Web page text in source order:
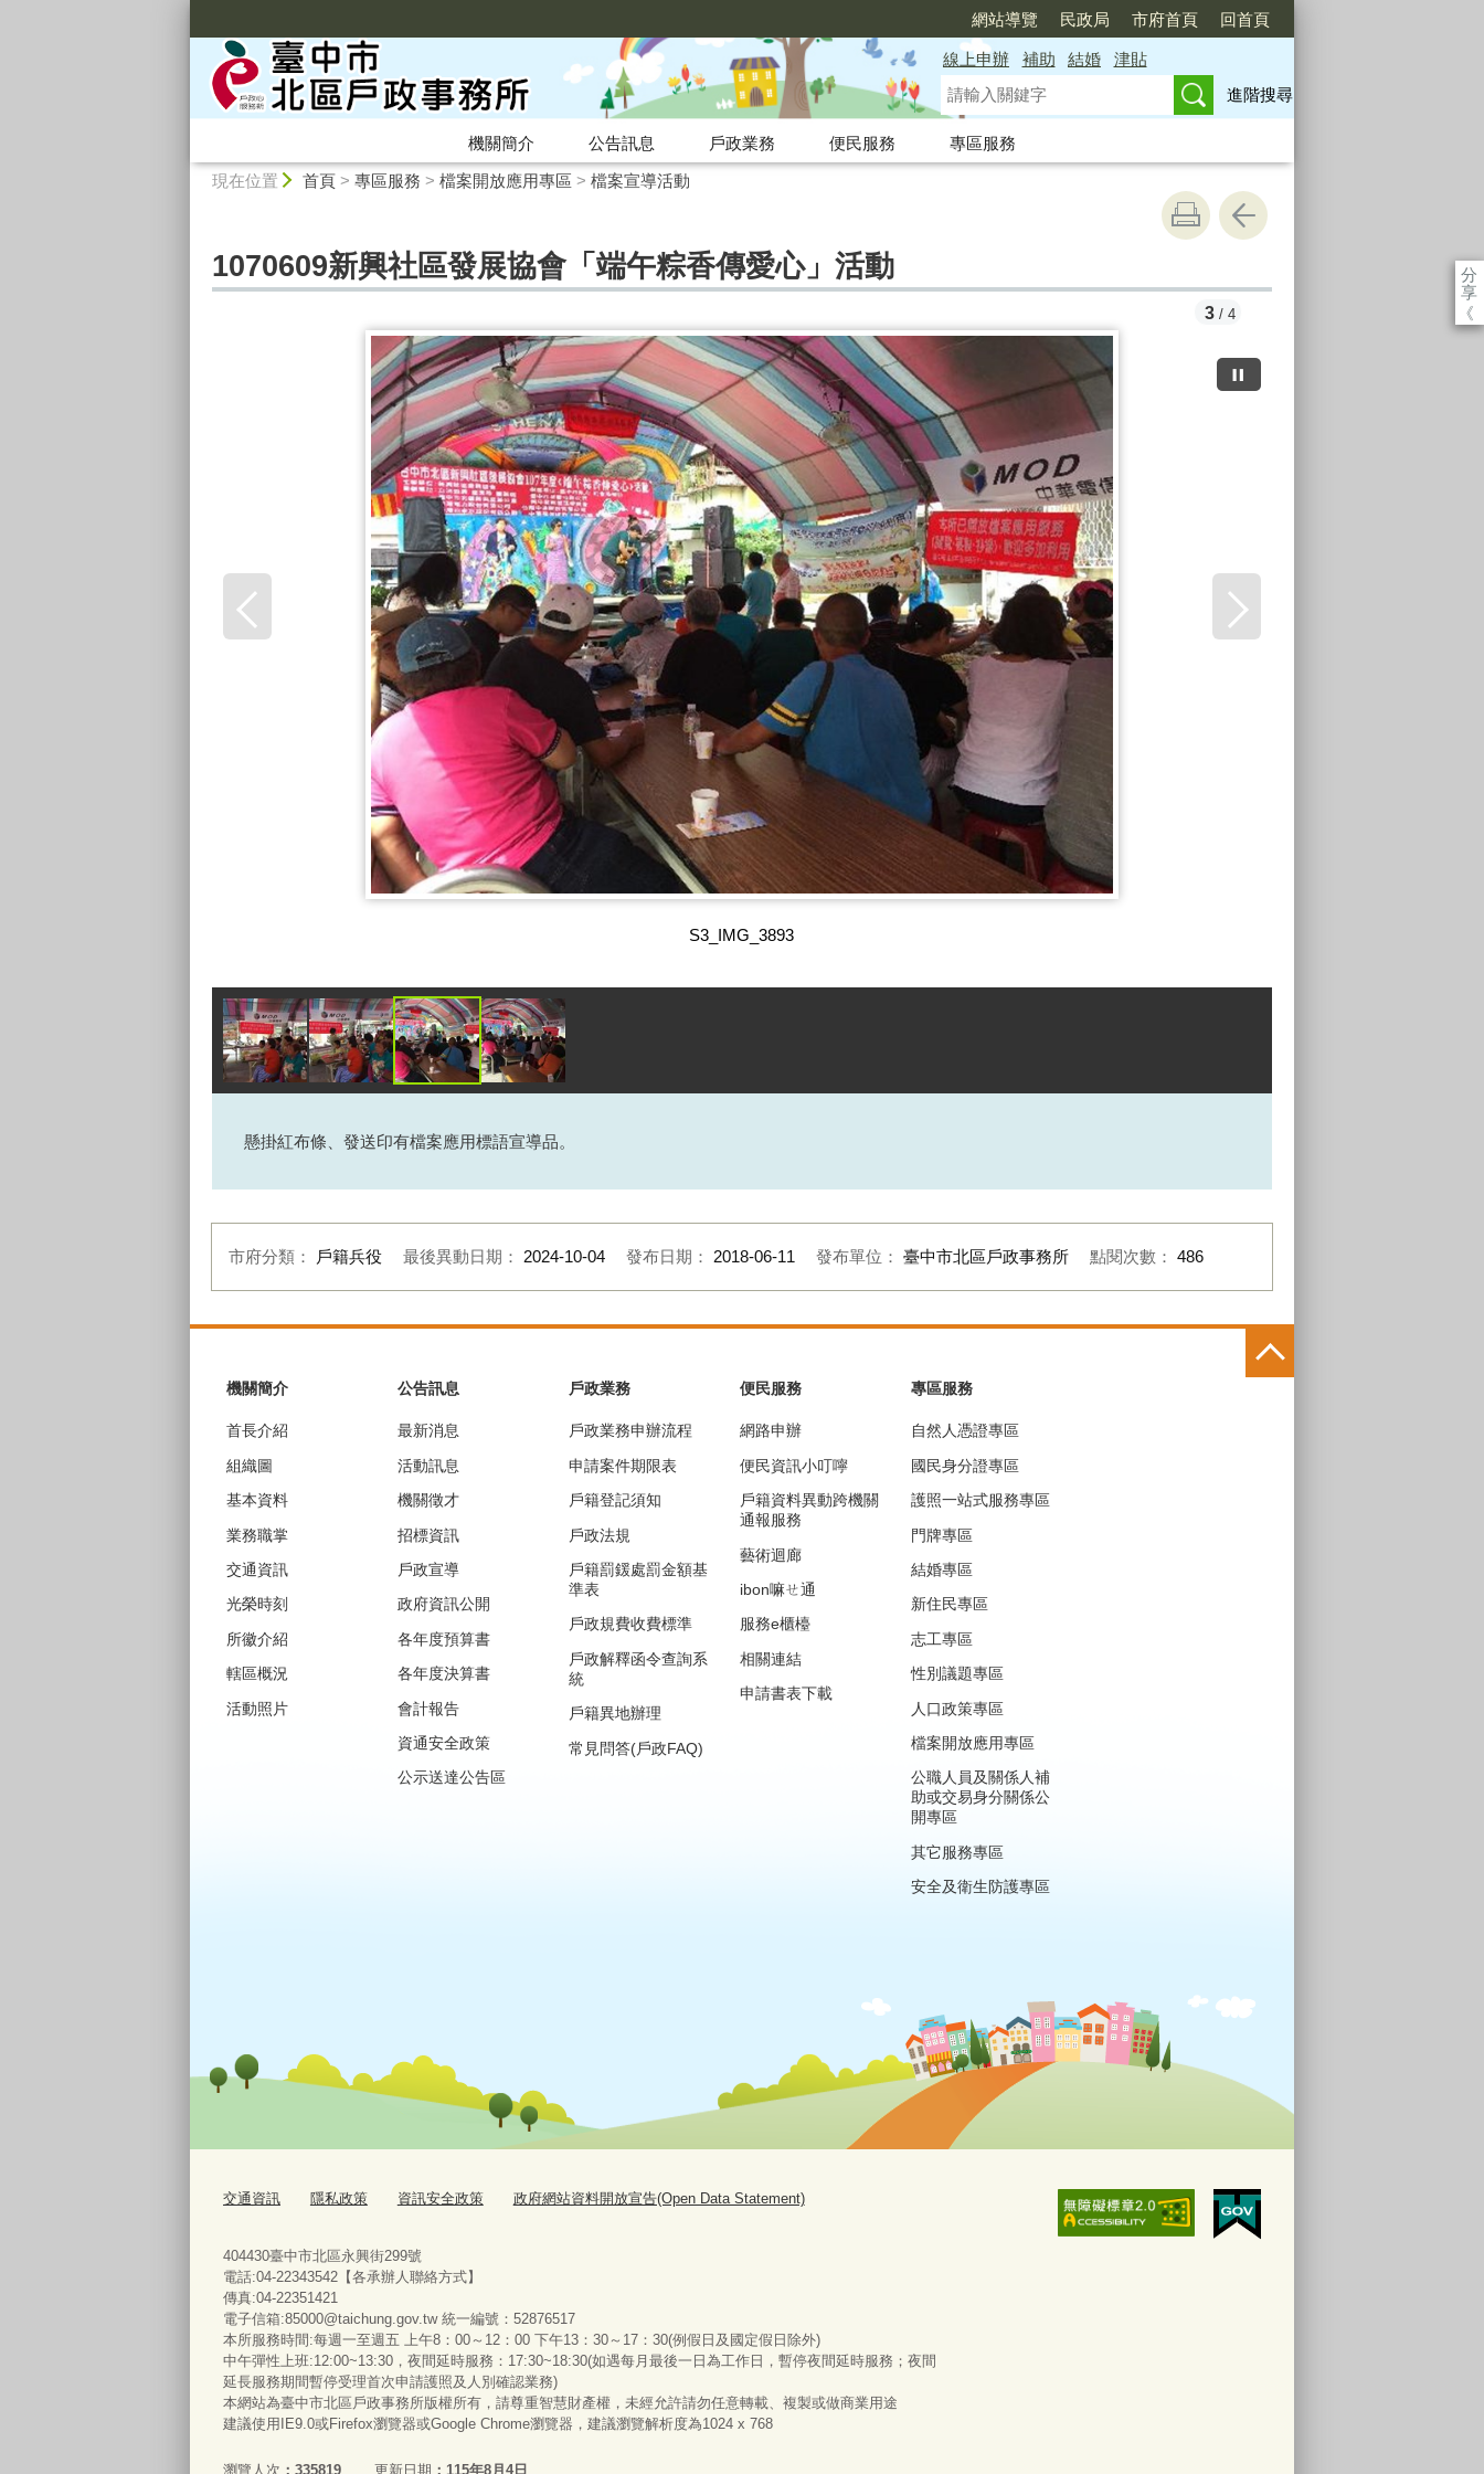
網站導覽 民政局 市府首頁 回首頁
線上申辦 補助 結婚
津貼
進階搜尋
機關簡介 公告訊息 戶政業務 便民服務
專區服務
現在位置 首頁> 專區服務 > 檔案開放應用專區 > 檔案宣導活動
分
享
《
1070609新興社區發展協會「端午粽香傳愛心」活動
S3_IMG_3896
4 / 4
懸掛紅布條、發送印有檔案應用標語宣導品。
市府分類： 戶籍兵役 最後異動日期： 2024-10-04 發布日期： 2018-06-11 發布單位： 臺中市北區戶政事務所 點閱次數： 486
機關簡介
首長介紹
組織圖
基本資料
業務職掌
交通資訊
光榮時刻
所徽介紹
轄區概況
活動照片
公告訊息
最新消息
活動訊息
機關徵才
招標資訊
戶政宣導
政府資訊公開
各年度預算書
各年度決算書
會計報告
資通安全政策
公示送達公告區
戶政業務
戶政業務申辦流程
申請案件期限表
戶籍登記須知
戶政法規
戶籍罰鍰處罰金額基
準表
戶政規費收費標準
戶政解釋函令查詢系
統
戶籍異地辦理
常見問答(戶政FAQ)
便民服務
網路申辦
便民資訊小叮嚀
戶籍資料異動跨機關
通報服務
藝術迴廊
ibon嘛ㄝ通
服務e櫃檯
相關連結
申請書表下載
專區服務
自然人憑證專區
國民身分證專區
護照一站式服務專區
門牌專區
結婚專區
新住民專區
志工專區
性別議題專區
人口政策專區
檔案開放應用專區
公職人員及關係人補
助或交易身分關係公
開專區
其它服務專區
安全及衛生防護專區
交通資訊 隱私政策 資訊安全政策 政府網站資料開放宣告(Open Data Statement)
404430臺中市北區永興街299號
電話:04-22343542【各承辦人聯絡方式】
傳真:04-22351421
電子信箱:85000@taichung.gov.tw 統一編號：52876517
本所服務時間:每週一至週五 上午8：00～12：00 下午13：30～17：30(例假日及國定假日除外)
中午彈性上班:12:00~13:30，夜間延時服務：17:30~18:30(如遇每月最後一日為工作日，暫停夜間延時服務；夜間
延長服務期間暫停受理首次申請護照及人別確認業務)
本網站為臺中市北區戶政事務所版權所有，請尊重智慧財產權，未經允許請勿任意轉載、複製或做商業用途
建議使用IE9.0或Firefox瀏覽器或Google Chrome瀏覽器，建議瀏覽解析度為1024 x 768
瀏覽人次 335819 更新日期 115年8月4日